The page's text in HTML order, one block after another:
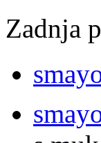
Zadnja